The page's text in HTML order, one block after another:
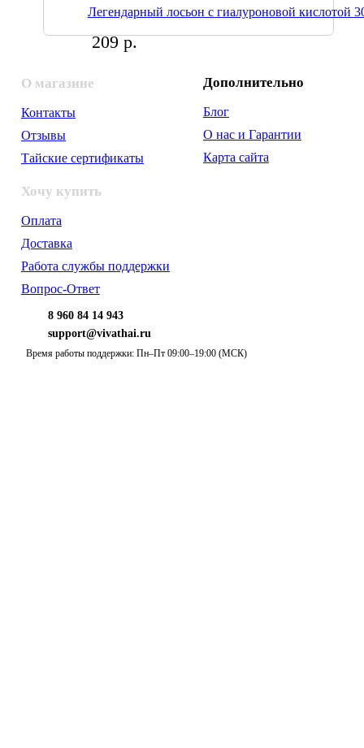
Легендарный лосьон с гиалуроновой кислотой
209 р.
О магазине
Контакты
Отзывы
Тайские сертификаты
Хочу купить
Оплата
Доставка
Работа службы поддержки
Вопрос-Ответ
Дополнительно
Блог
О нас и Гарантии
Карта сайта
8 960 84 14 943
support@vivathai.ru
Время работы поддержки: Пн–Пт 09:00–19:00 (МСК)